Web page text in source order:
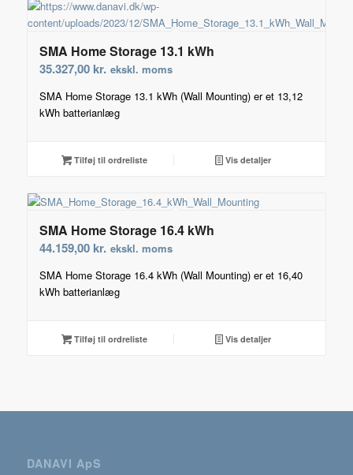
SMA Home Storage 13.1 kWh
35.327,00 kr. ekskl. moms
SMA Home Storage 13.1 kWh (Wall Mounting) er et 13,12
kWh batterianlæg
Tilføj til ordreliste Vis detaljer
SMA Home Storage 16.4 kWh
44.159,00 kr. ekskl. moms
SMA Home Storage 16.4 kWh (Wall Mounting) er et 16,40
kWh batterianlæg
Tilføj til ordreliste Vis detaljer
DANAVI ApS